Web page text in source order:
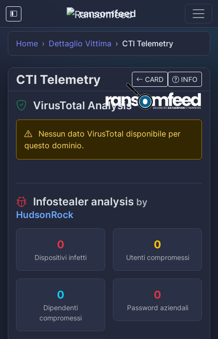
ransomfeed
Home Dettaglio Vittima CTI Telemetry
CTI Telemetry CARD INFO
VirusTotal Analysis
Nessun dato VirusTotal disponibile per
questo dominio.
Infostealer analysis by
HudsonRock
0
Dispositivi infetti
0
Utenti compromessi
0
Dipendenti
compromessi
0
Password aziendali